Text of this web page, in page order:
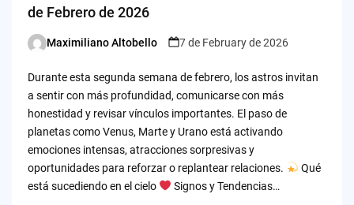
de Febrero de 2026
Posted
Maximiliano Altobello 7 de February de 2026
Durante esta segunda semana de febrero, los astros invitan
a sentir con más profundidad, comunicarse con más
honestidad y revisar vínculos importantes. El paso de
planetas como Venus, Marte y Urano está activando
emociones intensas, atracciones sorpresivas y
oportunidades para reforzar o replantear relaciones.
Qué
está sucediendo en el cielo
Signos y Tendencias…